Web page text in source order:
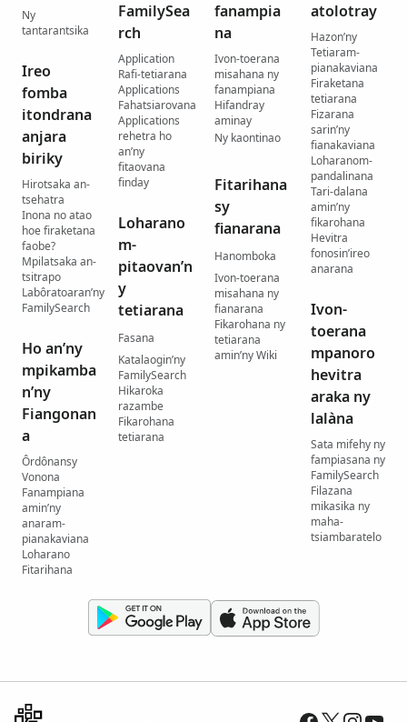
Ny
tantarantsika
Ireo
fomba
itondrana
anjara
biriky
Hirotsaka an-
tsehatra
Inona no atao
hoe firaketana
faobe?
Mpilatsaka an-
tsitrapo
Labôratoaran’ny
FamilySearch
Ho an’ny
mpikamba
n’ny
Fiangonan
a
Ôrdônansy
Vonona
Fanampiana
amin’ny
anaram-
pianakaviana
Loharano
Fitarihana
FamilySea
rch
Application
Rafi-tetiarana
Applications
Fahatsiarovana
Applications
rehetra ho
an’ny
fitaovana
finday
Loharano
m-
pitaovan’n
y
tetiarana
Fasana
Katalaogin’ny
FamilySearch
Hikaroka
razambe
Fikarohana
tetiarana
fanampia
na
Ivon-toerana
misahana ny
fanampiana
Hifandray
aminay
Ny kaontinao
Fitarihana
sy
fianarana
Hanomboka
Ivon-toerana
misahana ny
fianarana
Fikarohana ny
tetiarana
amin’ny Wiki
atolotray
Hazon’ny
Tetiaram-
pianakaviana
Firaketana
tetiarana
Fizarana
sarin’ny
fianakaviana
Loharanom-
pandalinana
Tari-dalana
amin’ny
fikarohana
Hevitra
fonosin’ireo
anarana
Ivon-
toerana
mpanoro
hevitra
araka ny
lalàna
Sata mifehy ny
fampiasana ny
FamilySearch
Filazana
mikasika ny
maha-
tsiambaratelo